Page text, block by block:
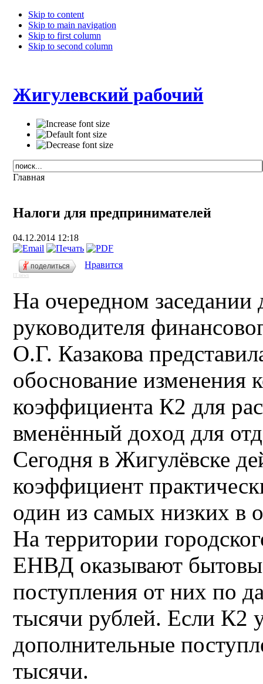
Skip to content
Skip to main navigation
Skip to first column
Skip to second column
Жигулевский рабочий
Главная
Налоги для предпринимателей
04.12.2014 12:18
поделиться Нравится
IT news
На очередном
руководителя
О.Г. Казакова
обоснование изменения
коэффициента К2 для
вменённый доход для
Сегодня в Жигулёвске
коэффициент
один из самых низких в
На территории
ЕНВД оказывают
поступления от них по
тысячи рублей. Если К2
дополнительные
тысячи.